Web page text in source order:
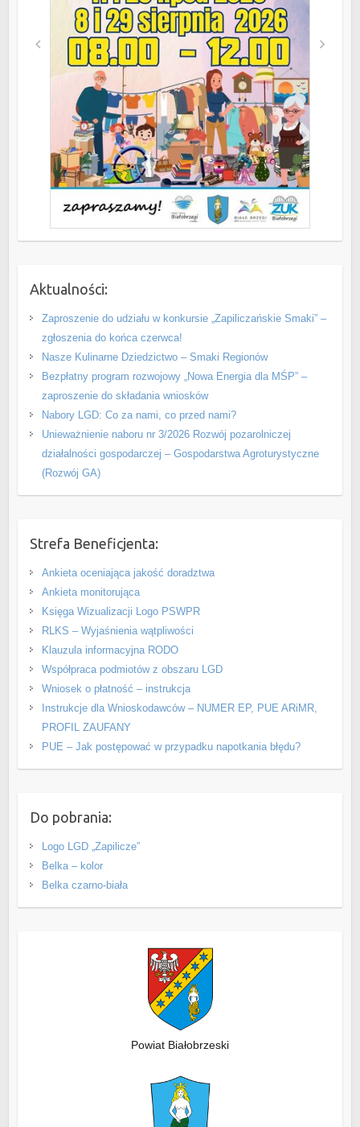
Aktualności:
Zaproszenie do udziału w konkursie „Zapiliczańskie Smaki” –
zgłoszenia do końca czerwca!
Nasze Kulinarne Dziedzictwo – Smaki Regionów
Bezpłatny program rozwojowy „Nowa Energia dla MŚP” –
zaproszenie do składania wniosków
Nabory LGD: Co za nami, co przed nami?
Unieważnienie naboru nr 3/2026 Rozwój pozarolniczej
działalności gospodarczej – Gospodarstwa Agroturystyczne
(Rozwój GA)
Strefa Beneficjenta:
Ankieta oceniająca jakość doradztwa
Ankieta monitorująca
Księga Wizualizacji Logo PSWPR
RLKS – Wyjaśnienia wątpliwości
Klauzula informacyjna RODO
Współpraca podmiotów z obszaru LGD
Wniosek o płatność – instrukcja
Instrukcje dla Wnioskodawców – NUMER EP, PUE ARiMR,
PROFIL ZAUFANY
PUE – Jak postępować w przypadku napotkania błędu?
Do pobrania:
Logo LGD „Zapilicze”
Belka – kolor
Belka czarno-biała
Powiat Białobrzeski